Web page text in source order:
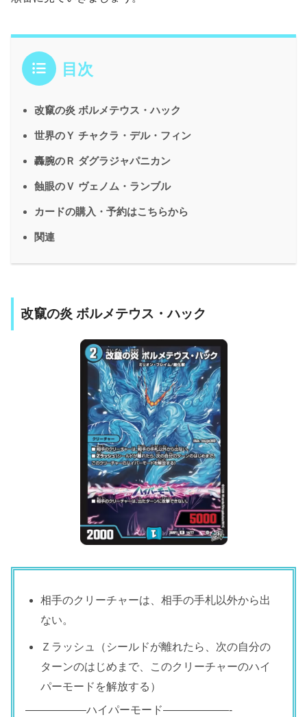
目次
改竄の炎 ボルメテウス・ハック
世界のＹ チャクラ・デル・フィン
轟腕のＲ ダグラジャパニカン
蝕眼のＶ ヴェノム・ランブル
カードの購入・予約はこちらから
関連
改竄の炎 ボルメテウス・ハック
相手のクリーチャーは、相手の手札以外から出
ない。
Ｚラッシュ（シールドが離れたら、次の自分の
ターンのはじめまで、このクリーチャーのハイ
パーモードを解放する）
—————–ハイパーモード——————-